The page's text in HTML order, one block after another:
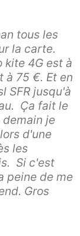
tous les
la carte.
kite 4G est à
à 75 €. Et en
SFR jusqu'à
Ça fait le
je
d'une
les
Si c'est
peine de me
Gros